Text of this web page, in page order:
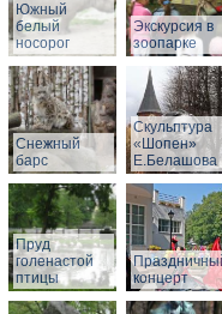
Южный
белый
носорог
Экскурсия в
зоопарке
Снежный
барс
Скульптура
«Шопен»
Е.Белашова
Пруд
голенастой
птицы
концерт